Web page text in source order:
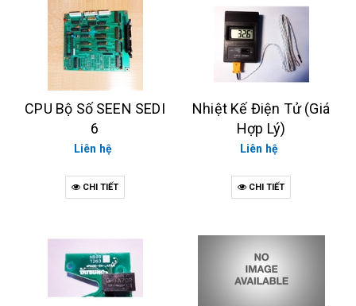
CPU Bộ Số SEEN SEDI
6
Liên hệ
CHI TIẾT
Nhiệt Kế Điện Tử (Giá
Hợp Lý)
Liên hệ
CHI TIẾT